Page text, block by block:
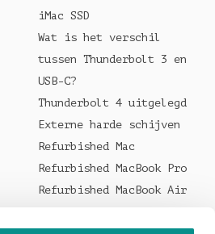
iMac SSD
Wat is het verschil
tussen Thunderbolt 3 en
USB-C?
Thunderbolt 4 uitgelegd
Externe harde schijven
Refurbished Mac
Refurbished MacBook Pro
Refurbished MacBook Air